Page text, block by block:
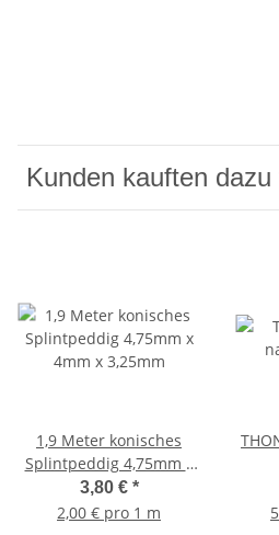
Kunden kauften
1,9 Meter konisches
Splintpeddig 4,75mm x
4mm x 3,25mm
3,80 € *
2,00 € pro 1 m